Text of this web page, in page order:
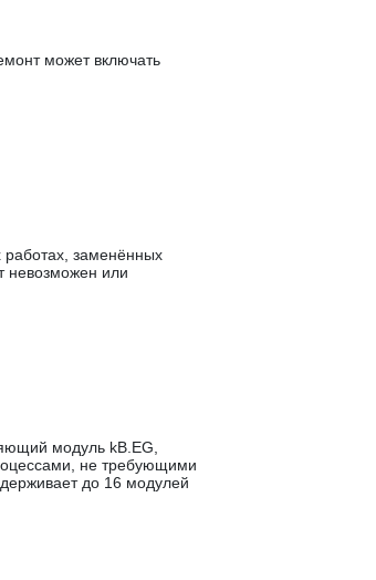
может включать
заменённых
невозможен или
модуль kB.EG,
не требующими
до 16 модулей